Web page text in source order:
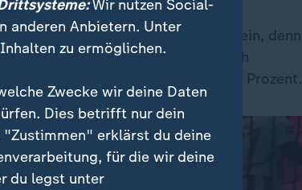
strafverschärfend für die Vereine sein, denn
Kontrollausschusses" erhöhen sich
einer und fünf Minuten um 50 Prozent.
Wir nutzen Social-
anderen Anbietern. Unter
zu ermöglichen.
Zwecke wir deine Daten
Dies betrifft nur dein
erklärst du deine
für die wir deine
du legst unter